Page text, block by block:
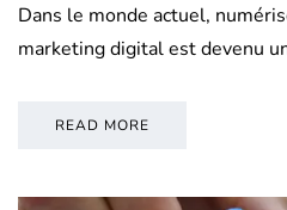
Dans le monde actuel,
marketing digital est devenu
READ MORE